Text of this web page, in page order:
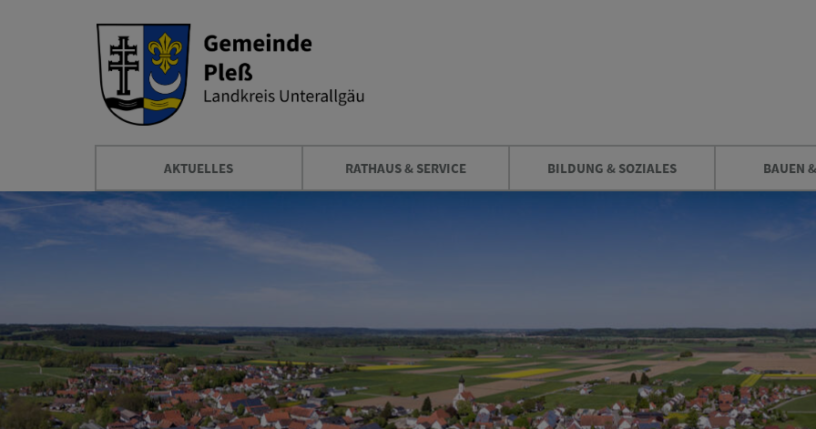
AKTUELLES RATHAUS & SERVICE BILDUNG & SOZIALES BAUEN